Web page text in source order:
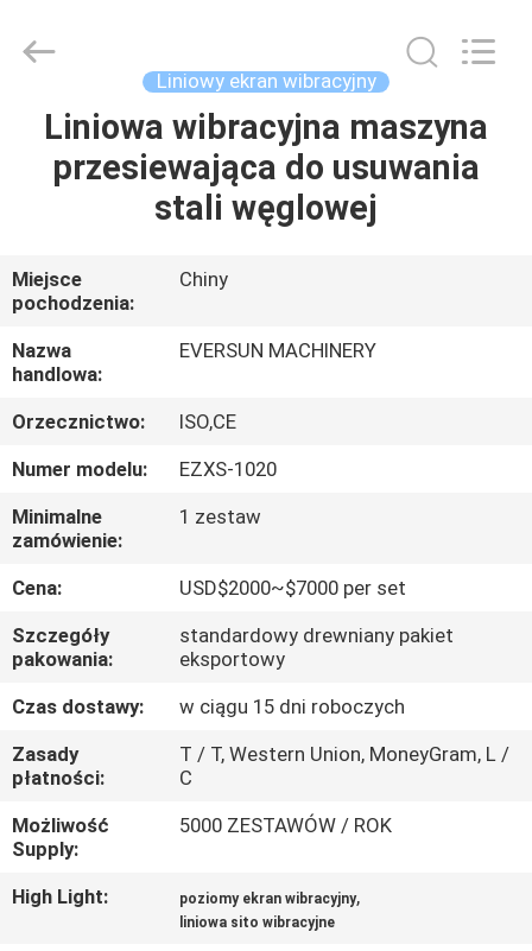
DOM
PRODUKTY
POKAZ
VR
O
NAS
WYCIECZKA
PO
FABRYCE
KONTROLA
JAKOŚCI
SKONTAKTUJ
SIĘ
Z
NAMI
Liniowy ekran wibracyjny
Liniowa wibracyjna maszyna
przesiewająca do usuwania
stali węglowej
Miejsce
pochodzenia:
Chiny
Nazwa
handlowa:
EVERSUN MACHINERY
Orzecznictwo:
ISO,CE
Numer modelu:
EZXS-1020
Minimalne
zamówienie:
1 zestaw
Cena:
USD$2000~$7000 per set
Szczegóły
pakowania:
standardowy drewniany pakiet
eksportowy
Czas dostawy:
w ciągu 15 dni roboczych
Zasady
płatności:
T / T, Western Union, MoneyGram, L /
C
Możliwość
Supply:
5000 ZESTAWÓW / ROK
High Light: poziomy ekran wibracyjny,
liniowa sito wibracyjne